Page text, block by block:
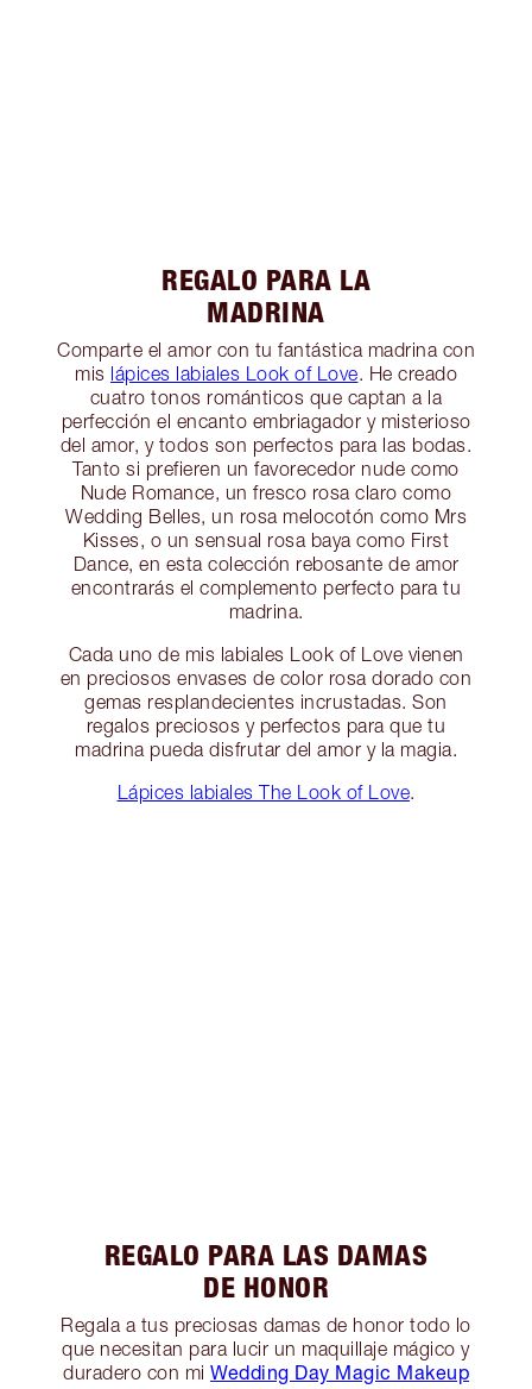
REGALO PARA LA
MADRINA
Comparte el amor con tu fantástica madrina con
mis lápices labiales Look of Love. He creado
cuatro tonos románticos que captan a la
perfección el encanto embriagador y misterioso
del amor, y todos son perfectos para las bodas.
Tanto si prefieren un favorecedor nude como
Nude Romance, un fresco rosa claro como
Wedding Belles, un rosa melocotón como Mrs
Kisses, o un sensual rosa baya como First
Dance, en esta colección rebosante de amor
encontrarás el complemento perfecto para tu
madrina.
Cada uno de mis labiales Look of Love vienen
en preciosos envases de color rosa dorado con
gemas resplandecientes incrustadas. Son
regalos preciosos y perfectos para que tu
madrina pueda disfrutar del amor y la magia.
Lápices labiales The Look of Love.
REGALO PARA LAS DAMAS
DE HONOR
Regala a tus preciosas damas de honor todo lo
que necesitan para lucir un maquillaje mágico y
duradero con mi Wedding Day Magic Makeup